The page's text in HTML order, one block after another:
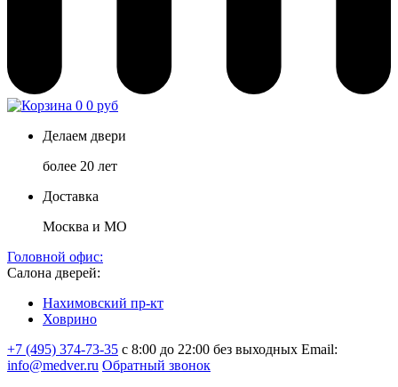
0 0 руб
Делаем двери
более 20 лет
Доставка
Москва и МО
Головной офис:
Салона дверей:
Нахимовский пр-кт
Ховрино
+7 (495) 374-73-35 с 8:00 до 22:00 без выходных Email:
info@medver.ru Обратный звонок